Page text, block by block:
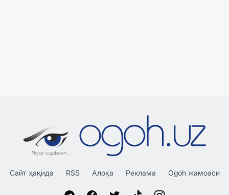
Сайт ҳақида RSS Алоқа Реклама Ogoh жамоаси